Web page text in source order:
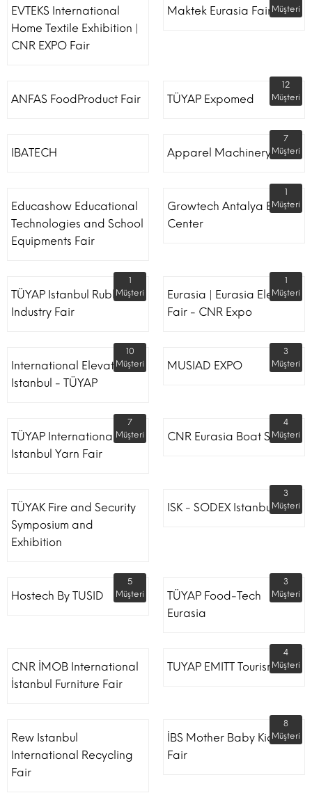
EVTEKS International
Home Textile Exhibition |
CNR EXPO Fair
Maktek Eurasia Fair Müşteri
ANFAS FoodProduct Fair TÜYAP Expomed
12
Müşteri
IBATECH Apparel Machinery Fair
7
Müşteri
Educashow Educational
Technologies and School
Equipments Fair
Growtech Antalya Expo
Center
1
Müşteri
TÜYAP Istanbul Rubber
Industry Fair
1
Müşteri
Eurasia | Eurasia Elevator
Fair - CNR Expo
1
Müşteri
International Elevator
Istanbul - TÜYAP
10
Müşteri
MUSIAD EXPO
3
Müşteri
TÜYAP International
Istanbul Yarn Fair
7
Müşteri
CNR Eurasia Boat Show
4
Müşteri
TÜYAK Fire and Security
Symposium and
Exhibition
ISK - SODEX Istanbul
3
Müşteri
Hostech By TUSID
5
Müşteri
TÜYAP Food-Tech
Eurasia
3
Müşteri
CNR İMOB International
İstanbul Furniture Fair
TUYAP EMITT Tourism Fair
4
Müşteri
Rew Istanbul
International Recycling
Fair
İBS Mother Baby Kids
Fair
8
Müşteri